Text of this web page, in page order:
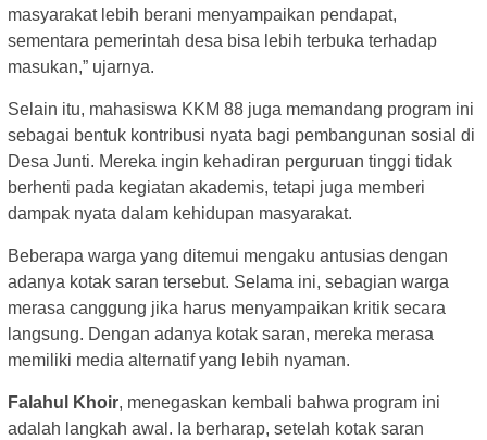
masyarakat lebih berani menyampaikan pendapat,
sementara pemerintah desa bisa lebih terbuka terhadap
masukan,” ujarnya.
Selain itu, mahasiswa KKM 88 juga memandang program ini
sebagai bentuk kontribusi nyata bagi pembangunan sosial di
Desa Junti. Mereka ingin kehadiran perguruan tinggi tidak
berhenti pada kegiatan akademis, tetapi juga memberi
dampak nyata dalam kehidupan masyarakat.
Beberapa warga yang ditemui mengaku antusias dengan
adanya kotak saran tersebut. Selama ini, sebagian warga
merasa canggung jika harus menyampaikan kritik secara
langsung. Dengan adanya kotak saran, mereka merasa
memiliki media alternatif yang lebih nyaman.
Falahul Khoir, menegaskan kembali bahwa program ini
adalah langkah awal. Ia berharap, setelah kotak saran